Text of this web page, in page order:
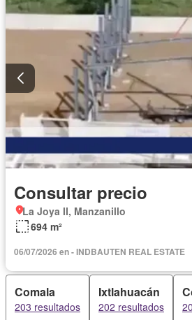
Consultar precio
La Joya II, Manzanillo
694 m²
06/07/2026 en - INDBAUTEN REAL ESTATE
Comala
203 resultados
Ixtlahuacán
202 resultados